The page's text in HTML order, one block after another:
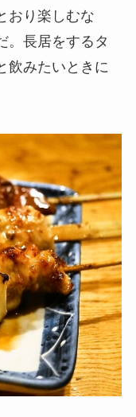
おり楽しむな
。長居をするタ
飲みたいときに